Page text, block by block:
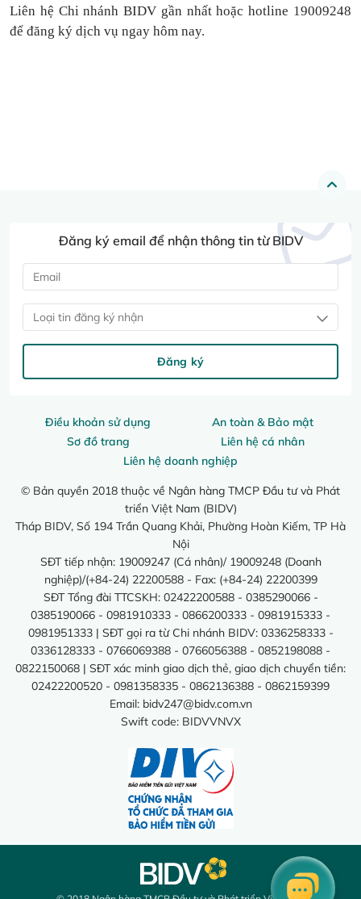
Liên hệ Chi nhánh BIDV gần nhất hoặc hotline 19009248
để đăng ký dịch vụ ngay hôm nay.
Điều khoản sử dụng
An toàn & Bảo mật
Sơ đồ trang
Liên hệ cá nhân
Liên hệ doanh nghiệp
© Bản quyền 2018 thuộc về Ngân hàng TMCP Đầu tư và Phát
triển Việt Nam (BIDV)
Tháp BIDV, Số 194 Trần Quang Khải, Phường Hoàn Kiếm, TP Hà
Nội
SĐT tiếp nhận: 19009247 (Cá nhân)/ 19009248 (Doanh
nghiệp)/(+84-24) 22200588 - Fax: (+84-24) 22200399
SĐT Tổng đài TTCSKH: 02422200588 - 0385290066 -
0385190066 - 0981910333 - 0866200333 - 0981915333 -
0981951333 | SĐT gọi ra từ Chi nhánh BIDV: 0336258333 -
0336128333 - 0766069388 - 0766056388 - 0852198088 -
0822150068 | SĐT xác minh giao dịch thẻ, giao dịch chuyển tiền:
02422200520 - 0981358335 - 0862136388 - 0862159399
Email: bidv247@bidv.com.vn
Swift code: BIDVVNVX
Đăng ký email để nhận thông tin từ BIDV
Loại tin đăng ký nhận
Đăng ký